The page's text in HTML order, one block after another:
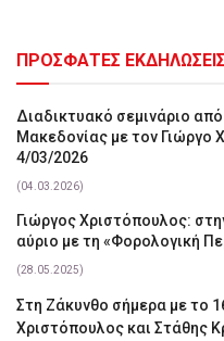
ΠΡΟΣΦΑΤΕΣ ΕΚΔΗΛΩΣΕΙΣ
Διαδικτυακό σεμινάριο
Μακεδονίας με τον Γιώργο
4/03/2026
(04.03.2026)
Γιώργος Χριστόπουλος:
αύριο με τη «Φορολογική
(28.05.2025)
Στη Ζάκυνθο σήμερα με το
Χριστόπουλος και Στάθης